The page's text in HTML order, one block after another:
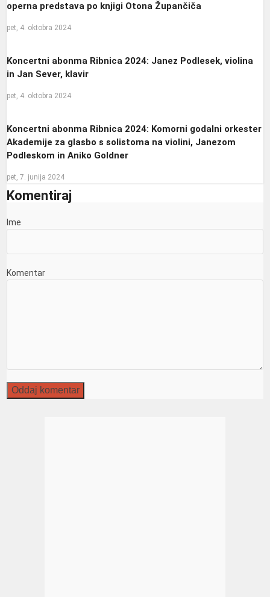
operna predstava po knjigi Otona Župančiča
pet, 4. oktobra 2024
Koncertni abonma Ribnica 2024: Janez Podlesek, violina
in Jan Sever, klavir
pet, 4. oktobra 2024
Koncertni abonma Ribnica 2024: Komorni godalni orkester
Akademije za glasbo s solistoma na violini, Janezom
Podleskom in Aniko Goldner
pet, 7. junija 2024
Komentiraj
Ime
Komentar